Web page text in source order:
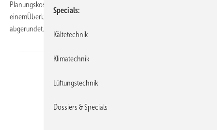
Planungskosten, Investitionen und Vorschriften sowie
einemÜberblick über den aktuellen Kühlhausmarkt
abgerundet. Mehr..
Specials
Kältetechnik
Klimatechnik
Lüftungstechnik
Dossiers & Specials